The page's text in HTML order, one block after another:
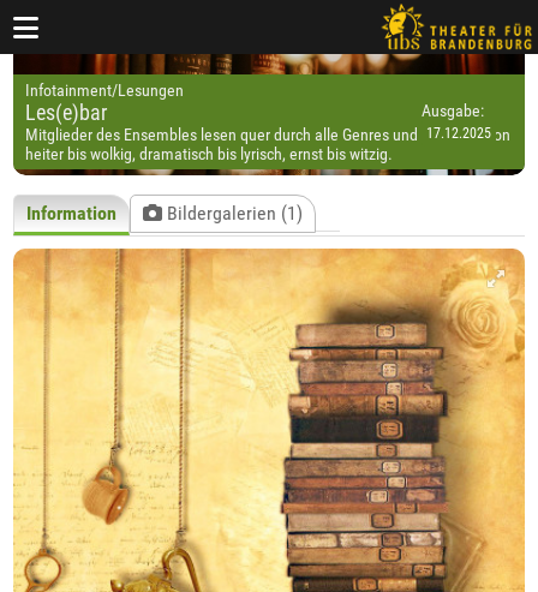
Infotainment/Lesungen
Les(e)bar
Mitglieder des Ensembles lesen quer durch alle Genres und Epochen, von
heiter bis wolkig, dramatisch bis lyrisch, ernst bis witzig.
Ausgabe:
Information Bildergalerien (1)